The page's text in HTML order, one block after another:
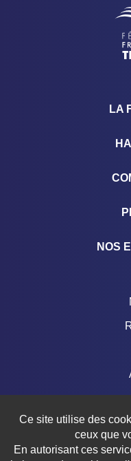
LA
NOS
Ce site utilise des
ceux que
En autorisant ces